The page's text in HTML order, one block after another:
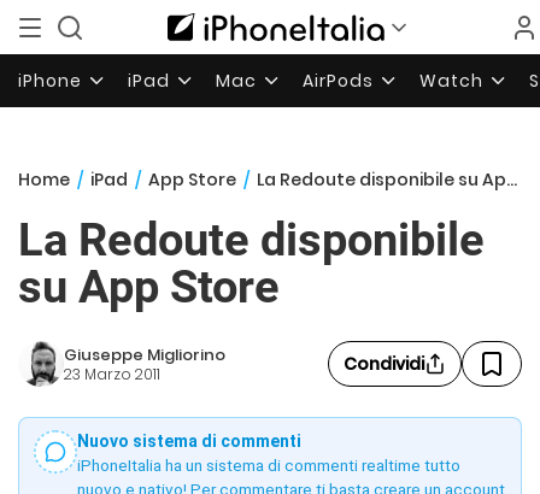
iPhone iPad Mac AirPods Watch
Home / iPad / App Store / La Redoute disponibile su App Store
La Redoute disponibile
su App Store
Giuseppe Migliorino
23 Marzo 2011 Condividi
Nuovo sistema di commenti
iPhoneItalia ha un sistema di commenti realtime tutto
nuovo e nativo! Per commentare ti basta creare un account